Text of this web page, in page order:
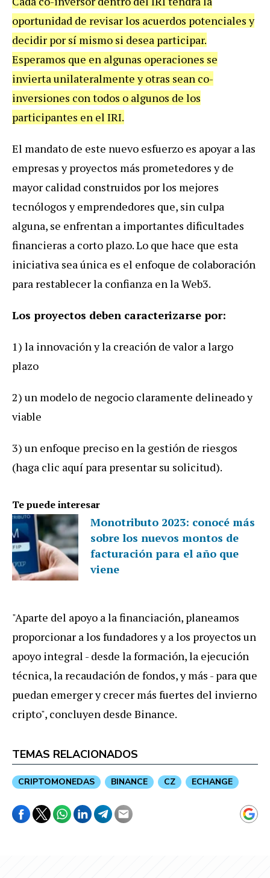
oportunidad de revisar los acuerdos potenciales y
decidir por sí mismo si desea participar.
Esperamos que en algunas operaciones se
invierta unilateralmente y otras sean co-
inversiones con todos o algunos de los
participantes en el IRI.
El mandato de este nuevo esfuerzo es apoyar a las
empresas y proyectos más prometedores y de
mayor calidad construidos por los mejores
tecnólogos y emprendedores que, sin culpa
alguna, se enfrentan a importantes dificultades
financieras a corto plazo. Lo que hace que esta
iniciativa sea única es el enfoque de colaboración
para restablecer la confianza en la Web3.
Los proyectos deben caracterizarse por:
1) la innovación y la creación de valor a largo
plazo
2) un modelo de negocio claramente delineado y
viable
3) un enfoque preciso en la gestión de riesgos
(haga clic aquí para presentar su solicitud).
Te puede interesar
Monotributo 2023: conocé más
sobre los nuevos montos de
facturación para el año que
viene
"Aparte del apoyo a la financiación, planeamos
proporcionar a los fundadores y a los proyectos un
apoyo integral - desde la formación, la ejecución
técnica, la recaudación de fondos, y más - para que
puedan emerger y crecer más fuertes del invierno
cripto", concluyen desde Binance.
TEMAS RELACIONADOS
CRIPTOMONEDAS BINANCE CZ ECHANGE